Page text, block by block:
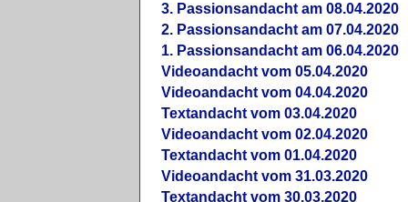
3. Passionsandacht am 08.04.2020
2. Passionsandacht am 07.04.2020
1. Passionsandacht am 06.04.2020
Videoandacht vom 05.04.2020
Videoandacht vom 04.04.2020
Textandacht vom 03.04.2020
Videoandacht vom 02.04.2020
Textandacht vom 01.04.2020
Videoandacht vom 31.03.2020
Textandacht vom 30.03.2020